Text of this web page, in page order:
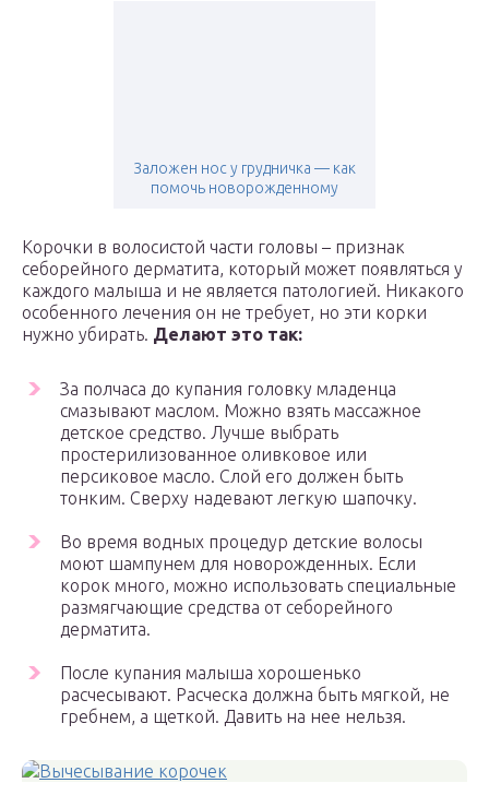
Заложен нос у грудничка — как
помочь новорожденному
Корочки в волосистой части головы – признак
себорейного дерматита, который может появляться у
каждого малыша и не является патологией. Никакого
особенного лечения он не требует, но эти корки
нужно убирать. Делают это так:
За полчаса до купания головку младенца
смазывают маслом. Можно взять массажное
детское средство. Лучше выбрать
простерилизованное оливковое или
персиковое масло. Слой его должен быть
тонким. Сверху надевают легкую шапочку.
Во время водных процедур детские волосы
моют шампунем для новорожденных. Если
корок много, можно использовать специальные
размягчающие средства от себорейного
дерматита.
После купания малыша хорошенько
расчесывают. Расческа должна быть мягкой, не
гребнем, а щеткой. Давить на нее нельзя.